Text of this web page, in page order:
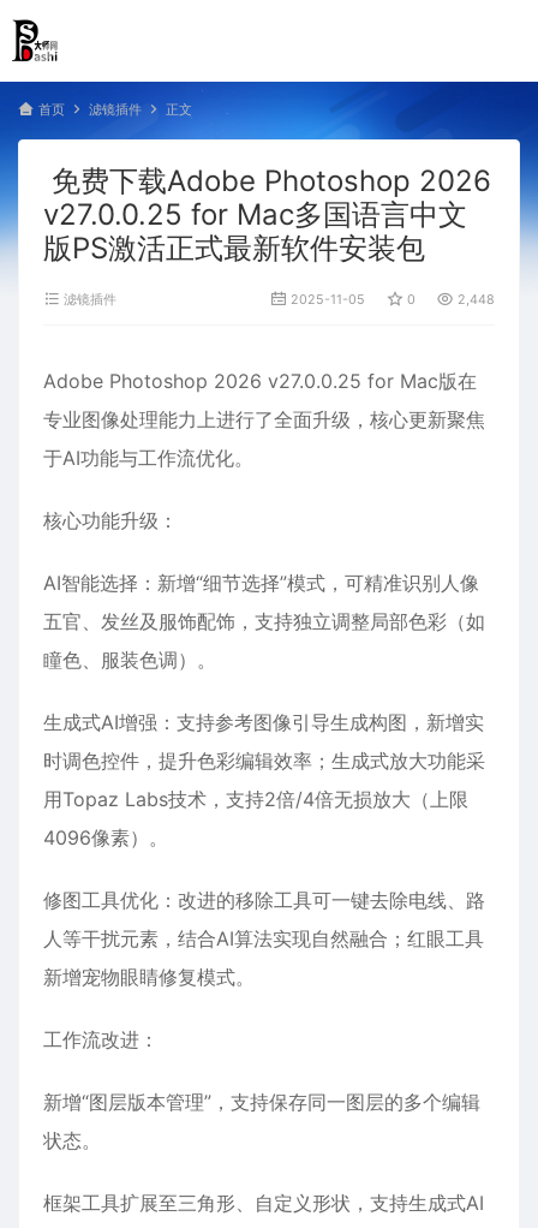
首页 滤镜插件 正文
免费下载Adobe Photoshop 2026
v27.0.0.25 for Mac多国语言中文
版PS激活正式最新软件安装包
滤镜插件 2025-11-05 0 2,448
Adobe Photoshop 2026 v27.0.0.25 for Mac版在
专业图像处理能力上进行了全面升级，核心更新聚焦
于AI功能与工作流优化‌。
核心功能升级‌：
AI智能选择‌：新增“细节选择”模式，可精准识别人像
五官、发丝及服饰配饰，支持独立调整局部色彩（如
瞳色、服装色调）‌。
生成式AI增强‌：支持参考图像引导生成构图，新增实
时调色控件，提升色彩编辑效率；生成式放大功能采
用Topaz Labs技术，支持2倍/4倍无损放大（上限
4096像素）‌。
修图工具优化‌：改进的移除工具可一键去除电线、路
人等干扰元素，结合AI算法实现自然融合；红眼工具
新增宠物眼睛修复模式‌。
工作流改进‌：
新增“图层版本管理”，支持保存同一图层的多个编辑
状态‌。
框架工具扩展至三角形、自定义形状，支持生成式AI